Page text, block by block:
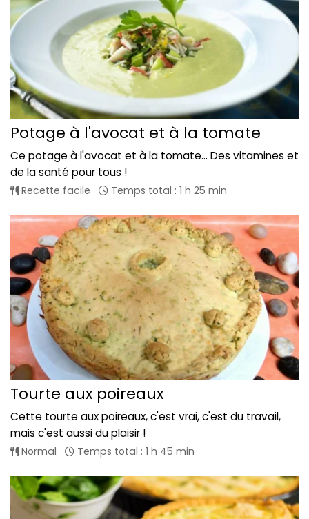
Potage à l'avocat et à la tomate
Ce potage à l'avocat et à la tomate... Des vitamines et
de la santé pour tous !
Recette facile Temps total : 1 h 25 min
Tourte aux poireaux
Cette tourte aux poireaux, c'est vrai, c'est du travail,
mais c'est aussi du plaisir !
Normal Temps total : 1 h 45 min